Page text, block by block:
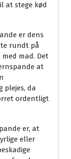
at stege kød
er dens
rundt på
mad. Det
at
plejes, da
ordentligt
er, at
eller